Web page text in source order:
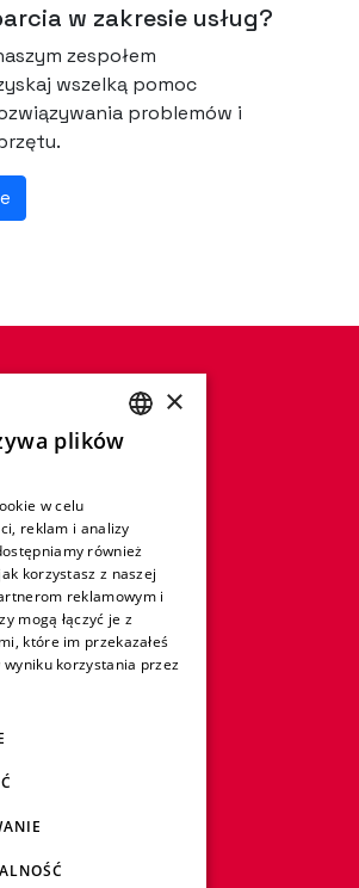
w zakresie usług?
zespołem
wszelką pomoc
problemów i
ITALIAN
SPANISH
DUTCH
×
plików
w celu
reklam i analizy
również
korzystasz z naszej
reklamowym i
mogą łączyć je z
które im przekazałeś
korzystania przez